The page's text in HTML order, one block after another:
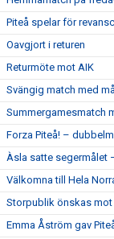
Piteå spelar för
Oavgjort i returen
Returmöte mot AIK
Svängig match med
Summergamesmatch
Forza Piteå! –
Àsla satte segermålet
Välkomna till Hela
Storpublik önskas mot
Emma Åström gav